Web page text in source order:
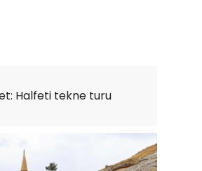
Halfeti tekne turu